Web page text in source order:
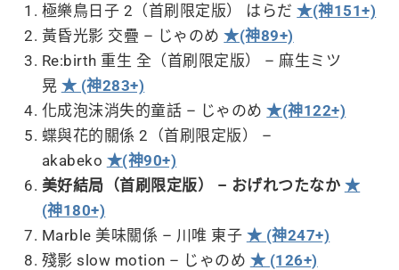
極樂鳥日子 2（首刷限定版） はらだ★(神151+)
黃昏光影 交疊 – じゃのめ★(神89+)
Re:birth 重生 全（首刷限定版） – 麻生ミツ
晃 ★ (神283+)
化成泡沫消失的童話 – じゃのめ★(神122+)
蝶與花的關係 2（首刷限定版） –
akabeko ★(神90+)
美好結局（首刷限定版） – おげれつたなか ★
(神180+)
Marble 美味關係 – 川唯 東子 ★ (神247+)
殘影 slow motion – じゃのめ ★ (126+)